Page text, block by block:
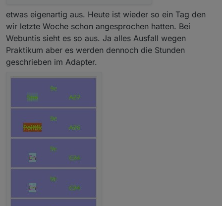
etwas eigenartig aus. Heute ist wieder so ein Tag den
wir letzte Woche schon angesprochen hatten. Bei
Webuntis sieht es so aus. Ja alles Ausfall wegen
Praktikum aber es werden dennoch die Stunden
geschrieben im Adapter.